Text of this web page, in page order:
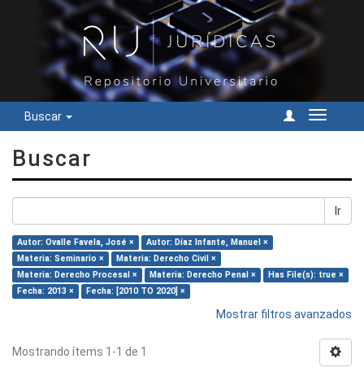
Buscar
Cambiar
Buscar
Ir
Autor: Ovalle Favela, José ×
Autor: Díaz Infante, Manuel ×
Materia: Seminario ×
Materia: Derecho Civil ×
Materia: Derecho Procesal ×
Materia: Derecho Penal ×
Has File(s): true ×
Fecha: 2013 ×
Fecha: [2010 TO 2020] ×
Mostrar filtros avanzados
Mostrando ítems 1-1 de 1